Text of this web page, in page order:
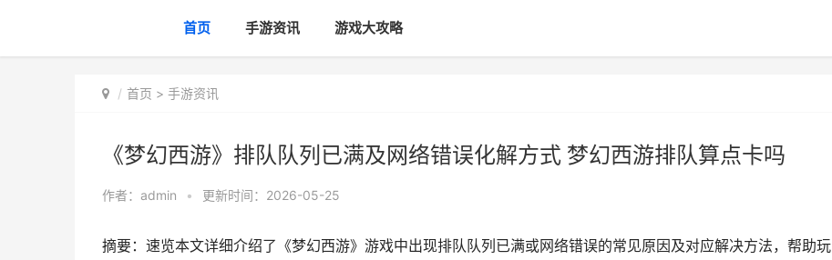
首页 手游资讯 游戏大攻略
首页 > 手游资讯
《梦幻西游》排队队列已满及网络错误化解方式 梦幻西游排队算点卡吗
作者： admin • 更新时间：2026-05-25
摘要：速览本文详细介绍了《梦幻西游》游戏中出现排队队列已满或网络错误的常见原因及对应解决方法，帮助玩